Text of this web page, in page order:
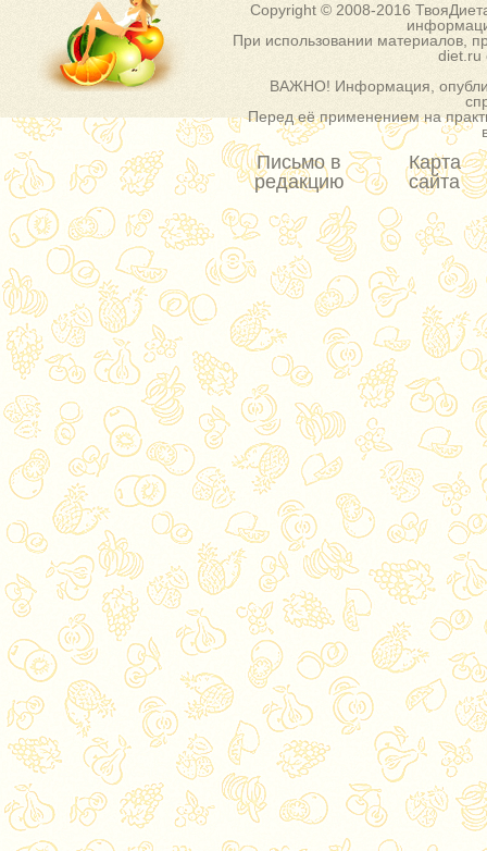
Copyright © 2008-2016
При использовании материалов,
diet.ru
ВАЖНО! Информация,
Перед её применением на
Письмо в
редакцию
Карта
сайта